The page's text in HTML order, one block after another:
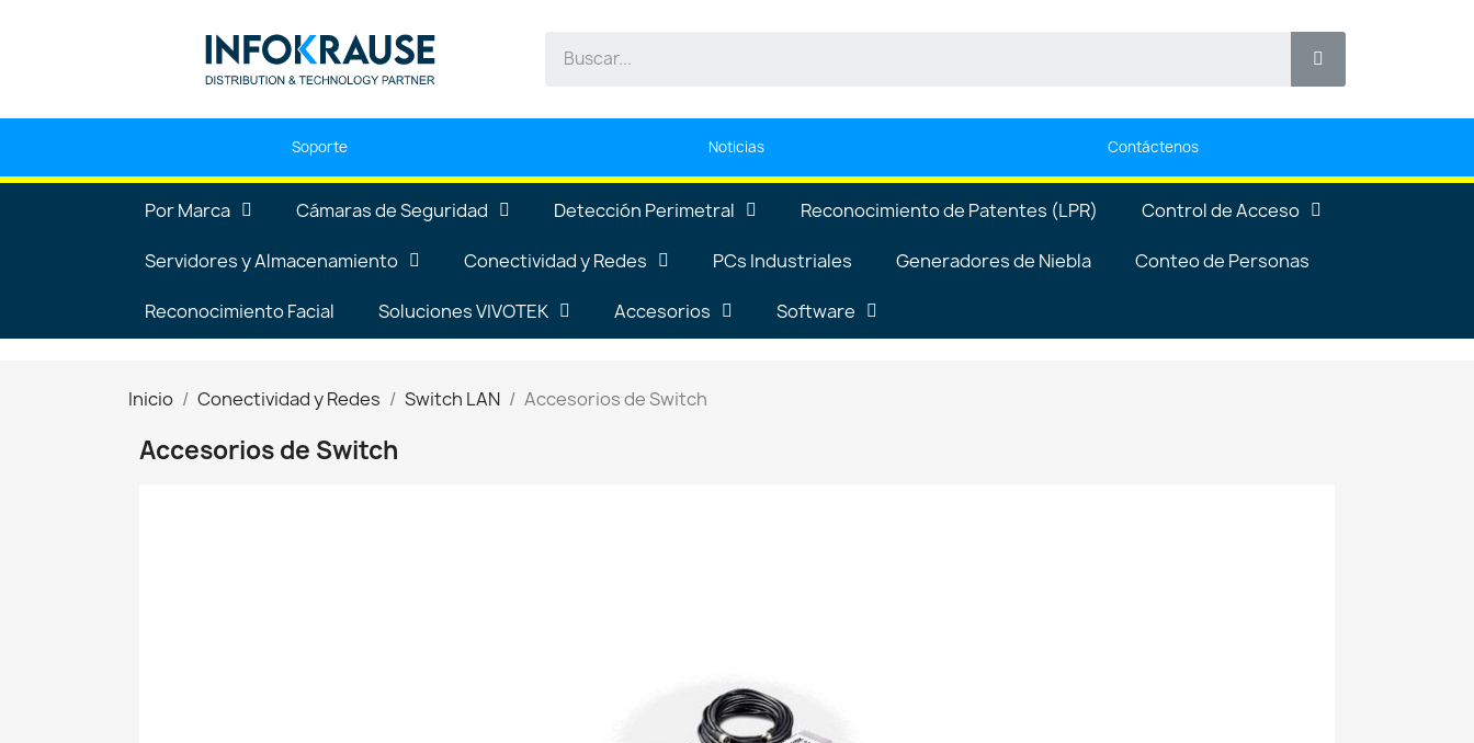
Soporte Noticias Contáctenos
Por Marca Cámaras de Seguridad Detección Perimetral Reconocimiento de Patentes (LPR) Control de Acceso
Servidores y Almacenamiento Conectividad y Redes PCs Industriales Generadores de Niebla Conteo de Personas
Reconocimiento Facial Soluciones VIVOTEK Accesorios Software
Inicio Conectividad y Redes Switch LAN Accesorios de Switch
Accesorios de Switch